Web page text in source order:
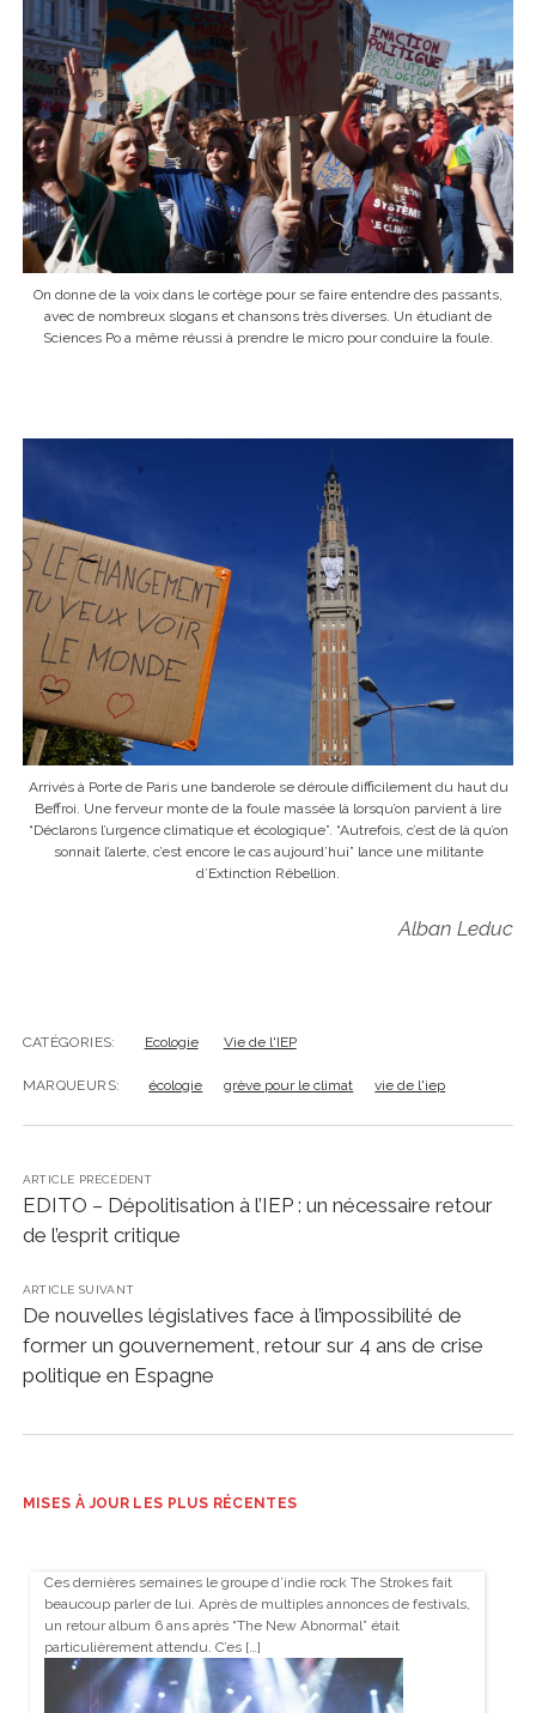
On donne de la voix dans le cortège pour se faire entendre des passants,
avec de nombreux slogans et chansons très diverses. Un étudiant de
Sciences Po a même réussi à prendre le micro pour conduire la foule.
Arrivés à Porte de Paris une banderole se déroule difficilement du haut du
Beffroi. Une ferveur monte de la foule massée là lorsqu’on parvient à lire
“Déclarons l’urgence climatique et écologique”. “Autrefois, c’est de là qu’on
sonnait l’alerte, c’est encore le cas aujourd’hui” lance une militante
d’Extinction Rébellion.
Alban Leduc
CATÉGORIES: Ecologie Vie de l'IEP
MARQUEURS: écologie grève pour le climat vie de l'iep
ARTICLE PRÉCÉDENT
EDITO – Dépolitisation à l’IEP : un nécessaire retour
de l’esprit critique
ARTICLE SUIVANT
De nouvelles législatives face à l’impossibilité de
former un gouvernement, retour sur 4 ans de crise
politique en Espagne
MISES À JOUR LES PLUS RÉCENTES
Ces dernières semaines le groupe d’indie rock The Strokes fait
beaucoup parler de lui. Après de multiples annonces de festivals,
un retour album 6 ans après “The New Abnormal” était
particulièrement attendu. C’es […]